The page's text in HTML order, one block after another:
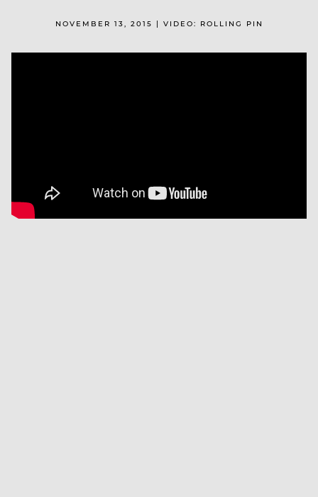
NOVEMBER 13, 2015 | VIDEO: ROLLING PIN